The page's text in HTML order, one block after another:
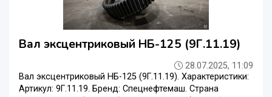
Вал эксцентриковый НБ-125 (9Г.11.19)
28.07.2025, 11:09
Вал эксцентриковый НБ-125 (9Г.11.19). Характеристики:
Артикул: 9Г.11.19. Бренд: Спецнефтемаш. Страна